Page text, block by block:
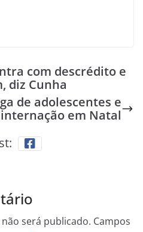
com descrédito e
diz Cunha
de adolescentes e
em Natal
será publicado. Campos